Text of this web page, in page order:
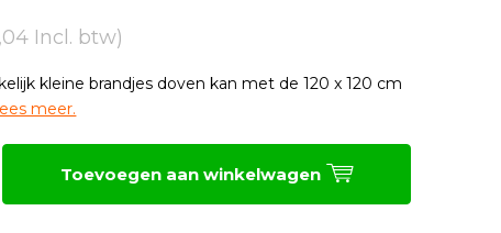
Incl. btw)
kleine brandjes doven kan met de 120 x 120 cm
meer.
Toevoegen aan winkelwagen